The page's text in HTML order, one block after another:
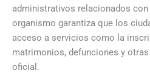
administrativos relacionados
organismo garantiza que los
acceso a servicios como la
matrimonios, defunciones y
oficial.